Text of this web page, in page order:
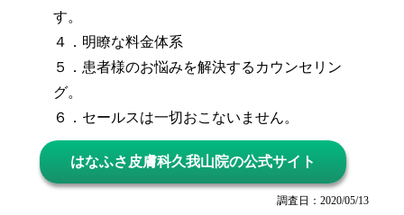
す。
４．明瞭な料金体系
５．患者様のお悩みを解決するカウンセリン
グ。
６．セールスは一切おこないません。
はなふさ皮膚科久我山院の公式サイト
調査日：2020/05/13